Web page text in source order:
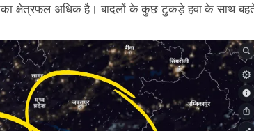
क्षेत्रफल अधिक है। बादलों के कुछ टुकड़े हवा के साथ